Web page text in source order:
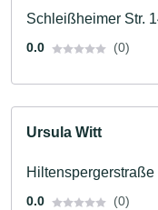
Schleißheimer Str.
0.0 (0)
Ursula Witt
0.0 (0)